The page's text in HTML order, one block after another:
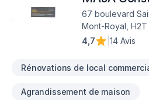
67 boulevard
Mont-Royal, H2T
4,7
14 Avis
Rénovations de local
Agrandissement de maison